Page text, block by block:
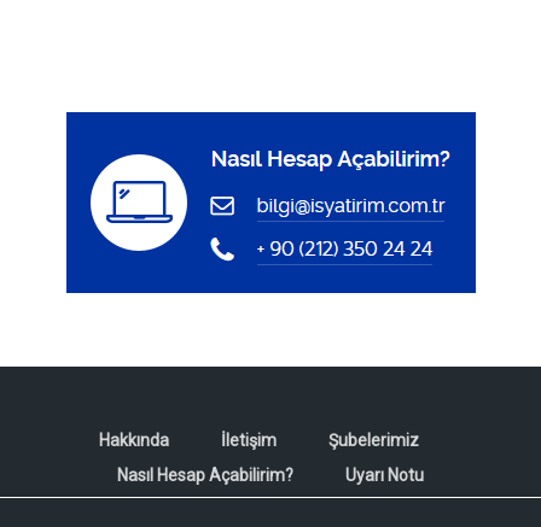
Hakkında İletişim
Şubelerimiz
Nasıl Hesap Açabilirim?
Uyarı Notu